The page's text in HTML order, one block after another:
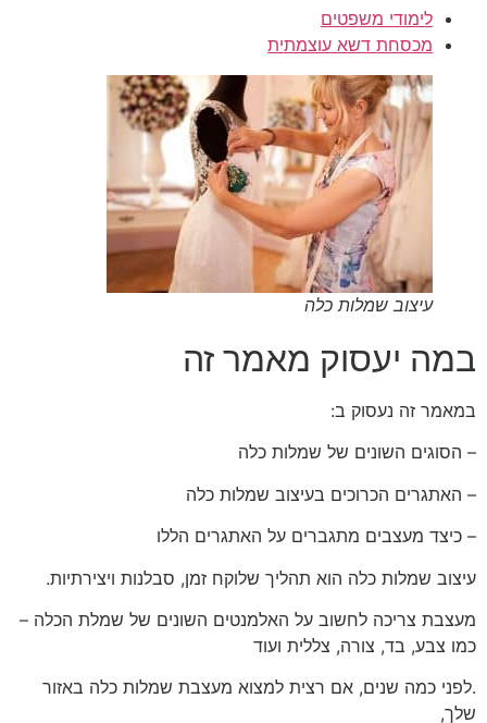
לימודי משפטים
מכסחת דשא עוצמתית
עיצוב שמלות כלה
במה יעסוק מאמר זה
במאמר זה נעסוק ב:
– הסוגים השונים של שמלות כלה
– האתגרים הכרוכים בעיצוב שמלות כלה
– כיצד מעצבים מתגברים על האתגרים הללו
עיצוב שמלות כלה הוא תהליך שלוקח זמן, סבלנות ויצירתיות.
מעצבת צריכה לחשוב על האלמנטים השונים של שמלת הכלה –
כמו צבע, בד, צורה, צללית ועוד
.לפני כמה שנים, אם רצית למצוא מעצבת שמלות כלה באזור
שלך,